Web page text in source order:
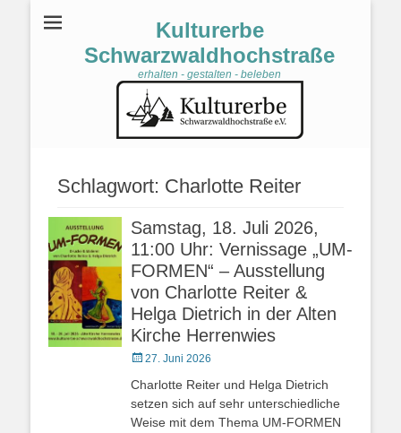
Kulturerbe
Schwarzwaldhochstraße
erhalten - gestalten - beleben
Schlagwort: Charlotte Reiter
Samstag, 18. Juli 2026,
11:00 Uhr: Vernissage „UM-
FORMEN“ – Ausstellung
von Charlotte Reiter &
Helga Dietrich in der Alten
Kirche Herrenwies
Veröffentlicht
27. Juni 2026
Charlotte Reiter und Helga Dietrich
setzen sich auf sehr unterschiedliche
Weise mit dem Thema UM-FORMEN